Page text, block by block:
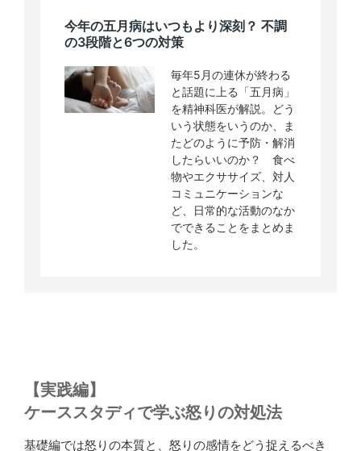
【実践編】
ケーススタディで学ぶ怒りの対処法
基礎編では怒りの本質と、怒りの感情をどう捉えるべき